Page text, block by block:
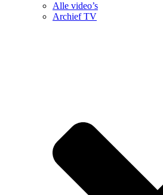
Alle video’s
Archief TV